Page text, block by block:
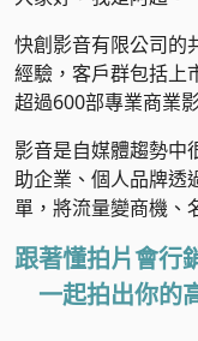
快創影音有限公司的
經驗，客戶群包括上
超過600部專業商業
影音是自媒體趨勢中
助企業、個人品牌透
單，將流量變商機、
跟著懂拍片會行
一起拍出你的